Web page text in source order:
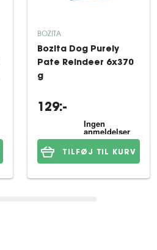
BOZITA
Bozita Dog Purely
Pate Reindeer 6x370
g
129:-
TILFØJ TIL KURV